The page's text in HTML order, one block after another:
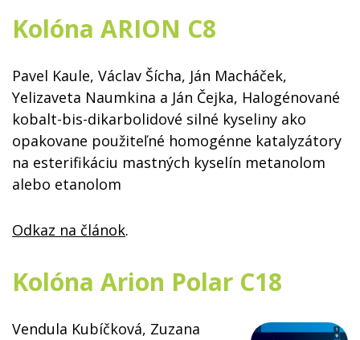
Kolóna ARION C8
Pavel Kaule, Václav Šícha, Ján Macháček,
Yelizaveta Naumkina a Ján Čejka, Halogénované
kobalt-bis-dikarbolidové silné kyseliny ako
opakovane použiteľné homogénne katalyzátory
na esterifikáciu mastných kyselín metanolom
alebo etanolom
Odkaz na článok.
Kolóna Arion Polar C18
Vendula Kubíčková, Zuzana